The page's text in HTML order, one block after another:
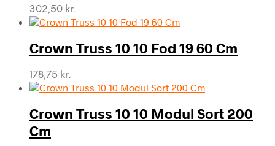
302,50 kr.
Crown Truss 10 10 Fod 19 60 Cm
178,75 kr.
Crown Truss 10 10 Modul Sort 200
Cm